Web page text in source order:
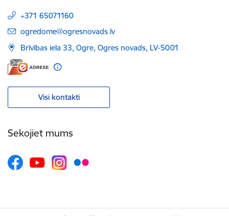
+371 65071160
E-pasts:
ogredome@ogresnovads.lv
Brīvības iela 33, Ogre, Ogres novads, LV-5001
Visi kontakti
Sekojiet mums